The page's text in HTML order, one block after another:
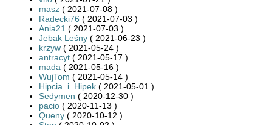
masz ( 2021-07-08 )
Radecki76 ( 2021-07-03 )
Ania21 ( 2021-07-03 )
Jebak Leśny ( 2021-06-23 )
krzyw ( 2021-05-24 )
antracyt ( 2021-05-17 )
mada ( 2021-05-16 )
WujTom ( 2021-05-14 )
Hipcia_i_Hipek ( 2021-05-01 )
Sedymen ( 2020-12-30 )
pacio ( 2020-11-13 )
Queny ( 2020-10-12 )